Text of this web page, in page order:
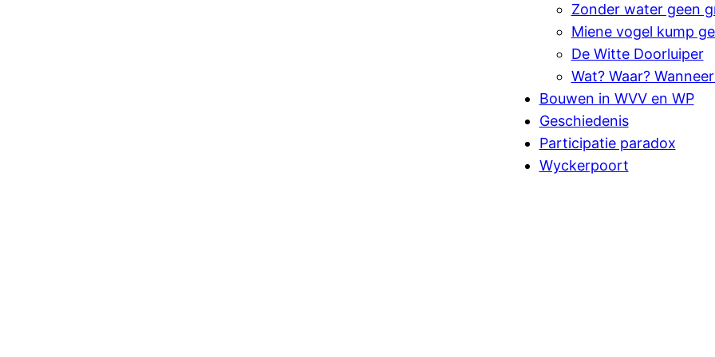
Zonder water geen
Miene vogel kump
De Witte Doorluiper
Wat? Waar?
Bouwen in WVV en WP
Geschiedenis
Participatie paradox
Wyckerpoort